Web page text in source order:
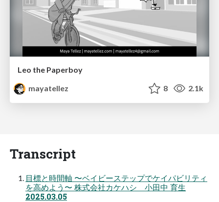
Leo the Paperboy
mayatellez
8 2.1k
Transcript
目標と時間軸 〜ベイビーステップでケイパビリティ
を高めよう〜 株式会社カケハシ 小田中 育生
2025.03.05